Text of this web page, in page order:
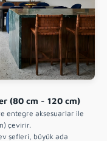
(80 cm - 120 cm)
entegre aksesuarlar ile
çevirir.
şefleri, büyük ada